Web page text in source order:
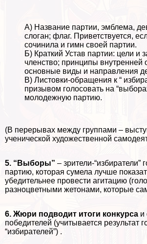
А) Название партии, эмблема,
слоган; флаг. Приветствуется,
сочинила и гимн своей партии.
Б) Краткий Устав партии: цели и
члeнство; принципы внутренней
основные виды и направления
В) Листовки-обращения к “
призывом голосовать на
молодежную партию.
(В перерывах между группами –
ученической художественной
5. “Выборы” – зрители-“избиратели”
партию, которая сумела лучше
убедительнее провести агитацию
разноцветными жетонами, которые
6. Жюри подводит итоги конкурса и
победителей (учитывается результат
“избирателей”) .